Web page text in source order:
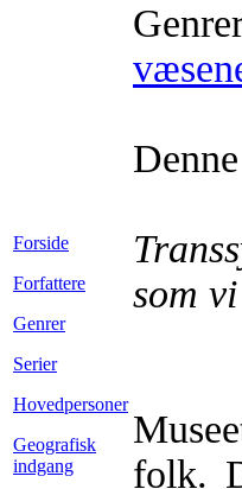
Forside
Forfattere
Genrer
Serier
Hovedpersoner
Geografisk
indgang
som
folk.